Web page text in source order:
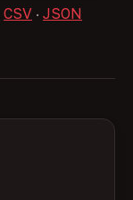
CSV · JSON